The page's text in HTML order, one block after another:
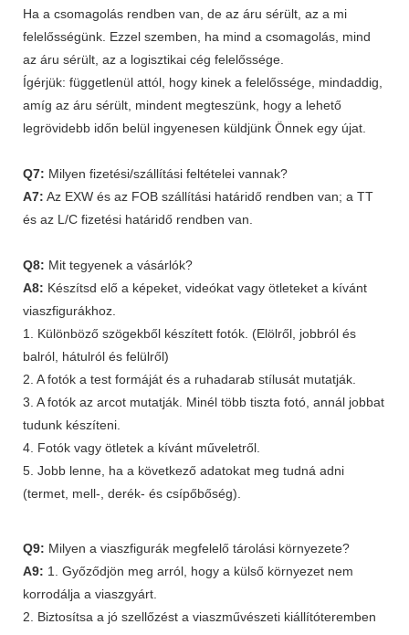
Ha a csomagolás rendben van, de az áru sérült, az a mi
felelősségünk. Ezzel szemben, ha mind a csomagolás, mind
az áru sérült, az a logisztikai cég felelőssége.
Ígérjük: függetlenül attól, hogy kinek a felelőssége, mindaddig,
amíg az áru sérült, mindent megteszünk, hogy a lehető
legrövidebb időn belül ingyenesen küldjünk Önnek egy újat.
Q7: Milyen fizetési/szállítási feltételei vannak?
A7: Az EXW és az FOB szállítási határidő rendben van; a TT
és az L/C fizetési határidő rendben van.
Q8: Mit tegyenek a vásárlók?
A8: Készítsd elő a képeket, videókat vagy ötleteket a kívánt
viaszfigurákhoz.
1. Különböző szögekből készített fotók. (Elölről, jobbról és
balról, hátulról és felülről)
2. A fotók a test formáját és a ruhadarab stílusát mutatják.
3. A fotók az arcot mutatják. Minél több tiszta fotó, annál jobbat
tudunk készíteni.
4. Fotók vagy ötletek a kívánt műveletről.
5. Jobb lenne, ha a következő adatokat meg tudná adni
(termet, mell-, derék- és csípőbőség).
Q9: Milyen a viaszfigurák megfelelő tárolási környezete?
A9: 1. Győződjön meg arról, hogy a külső környezet nem
korrodálja a viaszgyárt.
2. Biztosítsa a jó szellőzést a viaszművészeti kiállítóteremben